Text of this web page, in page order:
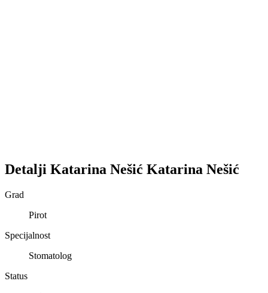
Detalji Katarina Nešić Katarina Nešić
Grad
Pirot
Specijalnost
Stomatolog
Status